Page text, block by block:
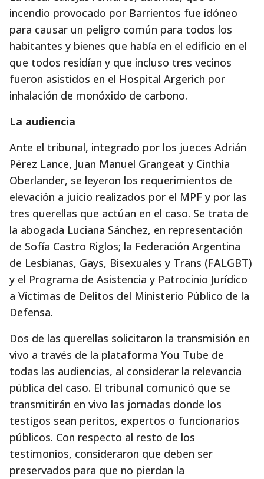
incendio provocado por Barrientos fue idóneo
para causar un peligro común para todos los
habitantes y bienes que había en el edificio en el
que todos residían y que incluso tres vecinos
fueron asistidos en el Hospital Argerich por
inhalación de monóxido de carbono.
La audiencia
Ante el tribunal, integrado por los jueces Adrián
Pérez Lance, Juan Manuel Grangeat y Cinthia
Oberlander, se leyeron los requerimientos de
elevación a juicio realizados por el MPF y por las
tres querellas que actúan en el caso. Se trata de
la abogada Luciana Sánchez, en representación
de Sofía Castro Riglos; la Federación Argentina
de Lesbianas, Gays, Bisexuales y Trans (FALGBT)
y el Programa de Asistencia y Patrocinio Jurídico
a Víctimas de Delitos del Ministerio Público de la
Defensa.
Dos de las querellas solicitaron la transmisión en
vivo a través de la plataforma You Tube de
todas las audiencias, al considerar la relevancia
pública del caso. El tribunal comunicó que se
transmitirán en vivo las jornadas donde los
testigos sean peritos, expertos o funcionarios
públicos. Con respecto al resto de los
testimonios, consideraron que deben ser
preservados para que no pierdan la